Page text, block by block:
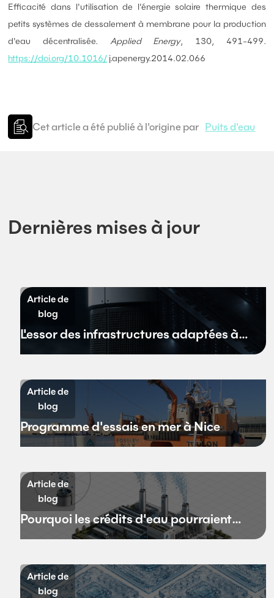
Efficacité dans l'utilisation de l'énergie solaire thermique des
petits systèmes de dessalement à membrane pour la production
d'eau décentralisée. Applied Energy, 130, 491-499.
https://doi.org/10.1016/ j.apenergy.2014.02.066
Cet article a été publié à l'origine par Puits d'eau
Dernières mises à jour
Article de
blog
L'essor des infrastructures adaptées à
l'environnement aquatique
Article de
blog
Programme d'essais en mer à Nice
Article de
blog
Pourquoi les crédits d'eau pourraient
remplacer les crédits carbone
Article de
blog